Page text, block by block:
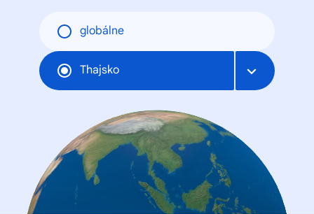
globálne
Thajsko